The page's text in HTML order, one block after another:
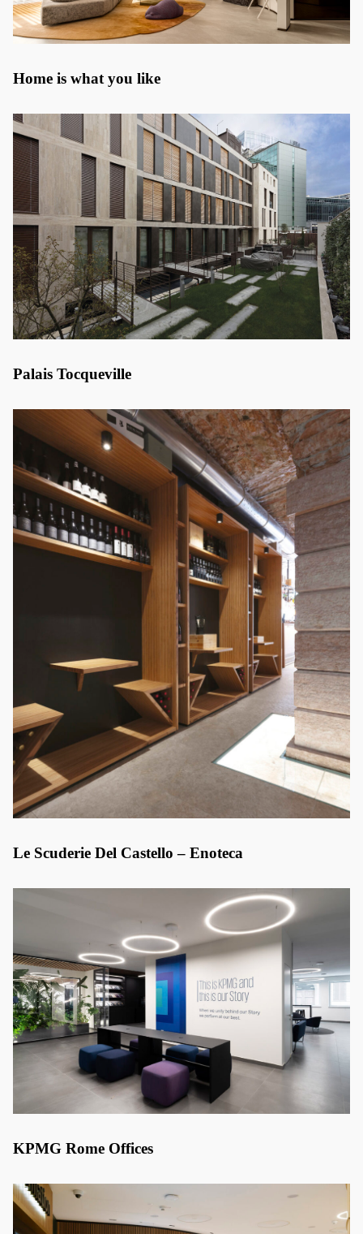
Home is what you like
Palais Tocqueville
Le Scuderie Del Castello – Enoteca
KPMG Rome Offices